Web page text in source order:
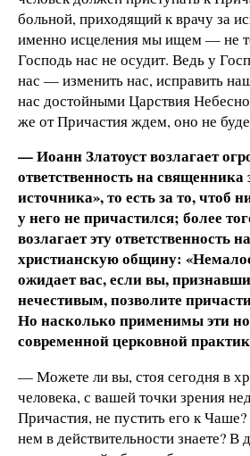
больной, приходящий к врачу за
именно исцеления мы ищем — не
Господь нас не осудит. Ведь у
нас — изменить нас, исправить
нас достойными Царствия
же от Причастия ждем, оно не
— Иоанн Златоуст возлагает
ответственность на священника
источника», то есть за то, чтоб
у него не причастился; более
возлагает эту ответственность
христианскую общину:
ожидает вас, если вы,
нечестивым, позволите
Но насколько применимы эти
современной церковной
— Можете ли вы, стоя сегодня в
человека, с вашей точки зрения
Причастия, не пустить его к
нем в действительности знаете? В